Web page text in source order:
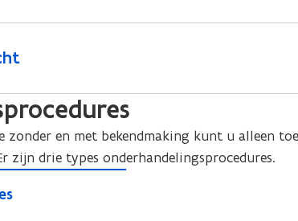
zonder en met bekendmaking kunt u alleen
zijn drie types onderhandelingsprocedures.